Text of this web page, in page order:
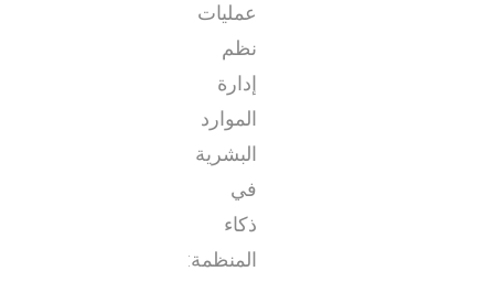
عمليات
نظم
إدارة
الموارد
البشرية
في
ذكاء
المنظمة: